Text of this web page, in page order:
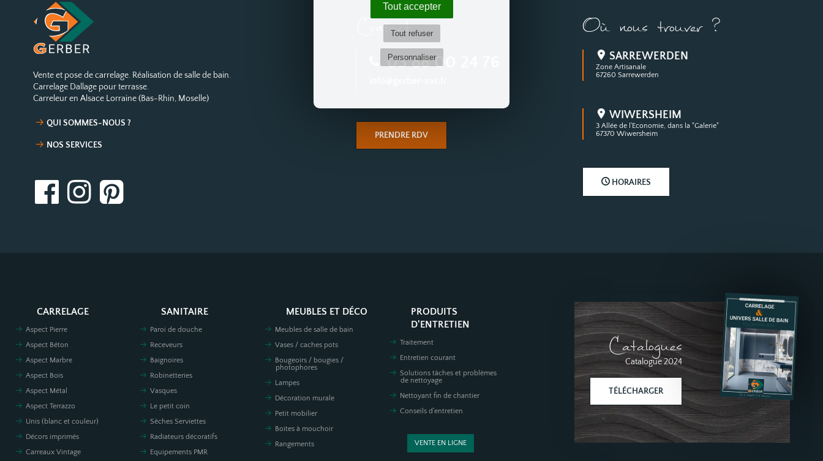
Tout accepter
Tout refuser
Personnaliser
Vente et pose de carrelage. Réalisation de salle de bain.
Carrelage Dallage pour terrasse.
Carreleur en Alsace Lorraine (Bas-Rhin, Moselle)
QUI SOMMES-NOUS ?
NOS SERVICES
Contact
03 88 00 24 76
PRENDRE RDV
Où nous trouver ?
SARREWERDEN
Zone Artisanale
67260 Sarrewerden
WIWERSHEIM
3 Allée de l'Economie, dans la "Galerie"
67370 Wiwersheim
HORAIRES
CARRELAGE
Aspect Pierre
Aspect Béton
Aspect Marbre
Aspect Bois
Aspect Métal
Aspect Terrazzo
Unis (blanc et couleur)
Décors imprimés
Carreaux Vintage
SANITAIRE
Paroi de douche
Receveurs
Baignoires
Robinetteries
Vasques
Le petit coin
Sèches Serviettes
Radiateurs décoratifs
Equipements PMR
MEUBLES ET DÉCO
Meubles de salle de bain
Vases / caches pots
Bougeoirs / bougies /
photophores
Lampes
Décoration murale
Petit mobilier
Boites à mouchoir
Rangements
PRODUITS
D'ENTRETIEN
Traitement
Entretien courant
Solutions tâches et problèmes
de nettoyage
Nettoyant fin de chantier
Conseils d'entretien
VENTE EN LIGNE
Catalogues
Catalogue 2024
TÉLÉCHARGER